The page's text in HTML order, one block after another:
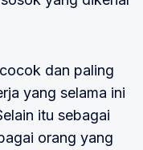
dan paling
yang selama ini
itu sebagai
orang yang